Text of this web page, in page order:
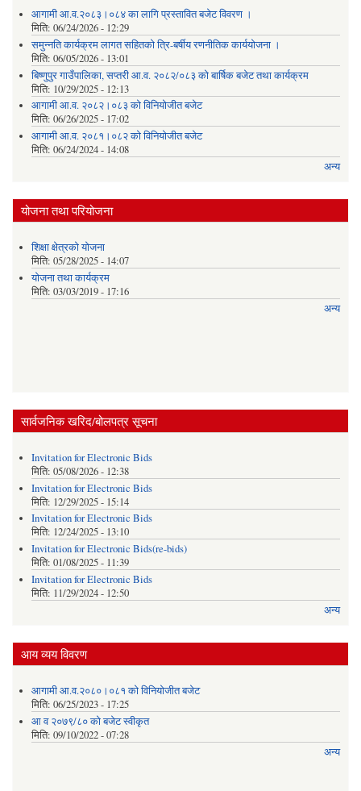
आगामी आ.व.२०८३।०८४ का लागि प्रस्तावित बजेट विवरण ।
मिति: 06/24/2026 - 12:29
समुन्नति कार्यक्रम लागत सहितको त्रि-बर्षीय रणनीतिक कार्ययोजना ।
मिति: 06/05/2026 - 13:01
बिष्णुपुर गाउँपालिका, सप्तरी आ.व. २०८२/०८३ को बार्षिक बजेट तथा कार्यक्रम
मिति: 10/29/2025 - 12:13
आगामी आ.व. २०८२।०८३ को विनियोजीत बजेट
मिति: 06/26/2025 - 17:02
आगामी आ.व. २०८१।०८२ को विनियोजीत बजेट
मिति: 06/24/2024 - 14:08
अन्य
योजना तथा परियोजना
शिक्षा क्षेत्रकाे याेजना
मिति: 05/28/2025 - 14:07
याेजना तथा कार्यक्रम
मिति: 03/03/2019 - 17:16
अन्य
सार्वजनिक खरिद/बोलपत्र सूचना
Invitation for Electronic Bids
मिति: 05/08/2026 - 12:38
Invitation for Electronic Bids
मिति: 12/29/2025 - 15:14
Invitation for Electronic Bids
मिति: 12/24/2025 - 13:10
Invitation for Electronic Bids(re-bids)
मिति: 01/08/2025 - 11:39
Invitation for Electronic Bids
मिति: 11/29/2024 - 12:50
अन्य
आय व्यय विवरण
आगामी आ.व.२०८०।०८१ को विनियोजीत बजेट
मिति: 06/25/2023 - 17:25
आ व २०७९/८० को बजेट स्वीकृत
मिति: 09/10/2022 - 07:28
अन्य